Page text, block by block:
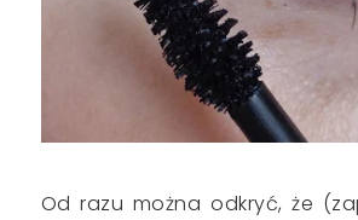
Od razu można odkryć, że